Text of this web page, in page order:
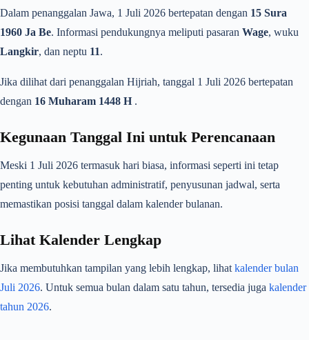
Dalam penanggalan Jawa, 1 Juli 2026 bertepatan dengan 15 Sura
1960 Ja Be. Informasi pendukungnya meliputi pasaran Wage, wuku
Langkir, dan neptu 11.
Jika dilihat dari penanggalan Hijriah, tanggal 1 Juli 2026 bertepatan
dengan 16 Muharam 1448 H .
Kegunaan Tanggal Ini untuk Perencanaan
Meski 1 Juli 2026 termasuk hari biasa, informasi seperti ini tetap
penting untuk kebutuhan administratif, penyusunan jadwal, serta
memastikan posisi tanggal dalam kalender bulanan.
Lihat Kalender Lengkap
Jika membutuhkan tampilan yang lebih lengkap, lihat kalender bulan
Juli 2026. Untuk semua bulan dalam satu tahun, tersedia juga kalender
tahun 2026.